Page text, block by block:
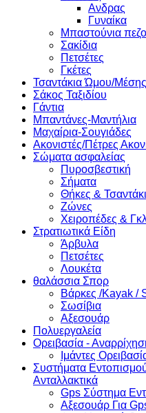
Ανδρας
Γυναίκα
Μπαστούνια
Σακίδια
Πετσέτες
Γκέτες
Τσαντάκια Ώμου/
Σάκος Ταξιδίου
Γάντια
Μπαντάνες-Μαντήλια
Μαχαίρια-Σουγιάδες
Ακονιστές/Πέτρες
Σώματα ασφαλείας
Πυροσβεστική
Σήματα
Θήκες &
Ζώνες
Χειροπέδες &
Στρατιωτικά Είδη
Άρβυλα
Πετσέτες
Λουκέτα
θαλάσσια Σπορ
Βάρκες /Kayak /
Σωσίβια
Αξεσουάρ
Πολυεργαλεία
Ορειβασία -
Ιμάντες
Συστήματα
Ανταλλακτικά
Gps Σύστημα
Αξεσουάρ Για